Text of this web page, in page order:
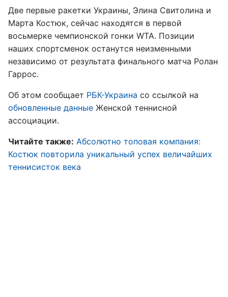
Две первые ракетки Украины, Элина Свитолина и
Марта Костюк, сейчас находятся в первой
восьмерке чемпионской гонки WTA. Позиции
наших спортсменок останутся неизменными
независимо от результата финального матча Ролан
Гаррос.
Об этом сообщает РБК-Украина со ссылкой на
обновленные данные Женской теннисной
ассоциации.
Читайте также: Абсолютно топовая компания:
Костюк повторила уникальный успех величайших
теннисисток века